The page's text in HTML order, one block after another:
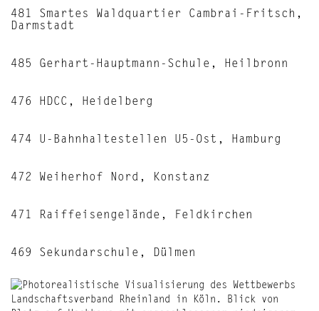
481 Smartes Waldquartier Cambrai-Fritsch,
Darmstadt
485 Gerhart-Hauptmann-Schule, Heilbronn
476 HDCC, Heidelberg
474 U-Bahnhaltestellen U5-Ost, Hamburg
472 Weiherhof Nord, Konstanz
471 Raiffeisengelände, Feldkirchen
469 Sekundarschule, Dülmen